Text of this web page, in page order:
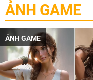
ẢNH GAME
ẢNH GAME